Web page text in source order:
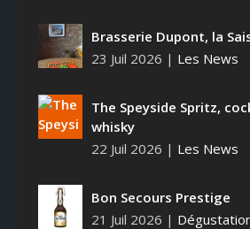
Brasserie Dupont, la
23 Juil 2026 | Les News
The Speyside Spritz,
whisky
22 Juil 2026 | Les News
Bon Secours Prestige
21 Juil 2026 |